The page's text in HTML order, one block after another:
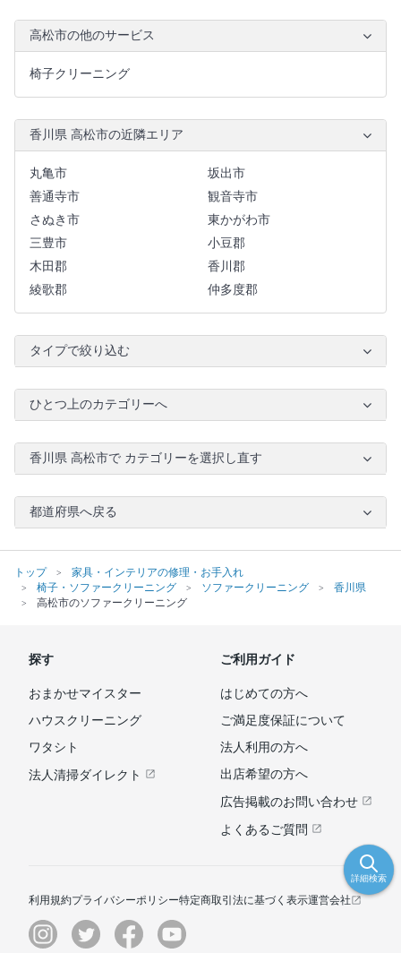
高松市の他のサービス
椅子クリーニング
香川県 高松市の近隣エリア
丸亀市
坂出市
善通寺市
観音寺市
さぬき市
東かがわ市
三豊市
小豆郡
木田郡
香川郡
綾歌郡
仲多度郡
タイプで絞り込む
ひとつ上のカテゴリーへ
香川県 高松市で カテゴリーを選択し直す
都道府県へ戻る
トップ
家具・インテリアの修理・お手入れ
椅子・ソファークリーニング
ソファークリーニング
香川県
高松市のソファークリーニング
詳細検索
探す
おまかせマイスター
ハウスクリーニング
ワタシト
法人清掃ダイレクト
ご利用ガイド
はじめての方へ
ご満足度保証について
法人利用の方へ
出店希望の方へ
広告掲載のお問い合わせ
よくあるご質問
利用規約プライバシーポリシー特定商取引法に基づく表示運営会社